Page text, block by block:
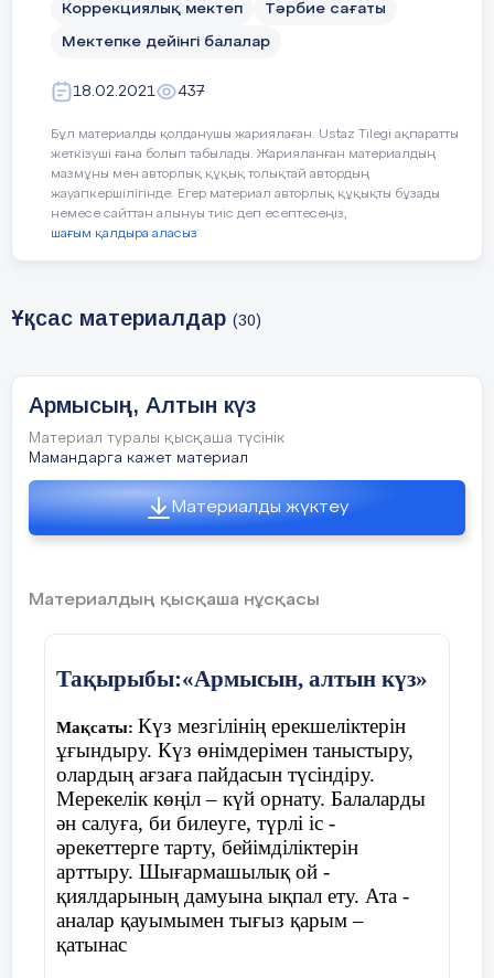
Дидактикалық ойын: «Дәміне қарай
ажырат.»
Жемістердің аттарын атап, қышқыл, тәтті,
дәмдерін ажырата білуге үйрету.
Ойын: «Тамшылар мен жапырақтар»
Жерде шашылып жатқан тамшылар мен
жапырақтарды жинау. Тамшыларды
орналастыру.
«Кім жылдам?»
Үстелдің үстінде шашылып жатқан
жемістер мен көкөністерді ажыратады
Ойын «Қолшатыр»
Шарты:балалар шеңберде жатқан
қолшатырдың жанына тұрады. Музыка
ойналады балалар билеп жүреді, музыка
тоқтағанда балалар қолшатырдың жанына
тұра қалу керек, қай балаға қолшатыр
жетпей қалса , сол бала ойыннан шығып
отырады.
Коррекциялық мектеп Тәрбие сағаты
Мектепке дейінгі балалар
18.02.2021 437
Бұл материалды қолданушы жариялаған. Ustaz Tilegi ақпаратты
жеткізуші ғана болып табылады. Жарияланған материалдың
мазмұны мен авторлық құқық толықтай автордың
жауапкершілігінде. Егер материал авторлық құқықты бұзады
немесе сайттан алынуы тиіс деп есептесеңіз,
шағым қалдыра аласыз
Ұқсас материалдар (30)
Армысың, Алтын күз
Материал туралы қысқаша түсінік
Мамандарга кажет материал
Материалды жүктеу
Материалдың қысқаша нұсқасы
Тақырыбы:«Армысын, алтын күз»
Мақсаты: Күз мезгілінің ерекшеліктерін
ұғындыру. Күз өнімдерімен таныстыру,
олардың ағзаға пайдасын түсіндіру.
Мерекелік көңіл – күй орнату. Балаларды
ән салуға, би билеуге, түрлі іс -
әрекеттерге тарту, бейімділіктерін
арттыру. Шығармашылық ой -
қиялдарының дамуына ықпал ету. Ата -
аналар қауымымен тығыз қарым –
қатынас